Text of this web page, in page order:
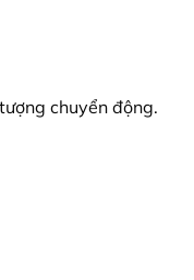
chuyển động.